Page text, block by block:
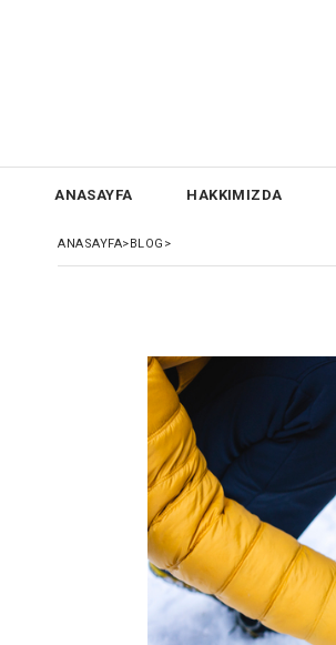
ANASAYFA HAKKIMIZDA
ANASAYFA>BLOG >